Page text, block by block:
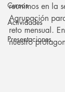
Cursos
Actividades
Presentaciones
reunimos en la
Agrupación
reto mensual.
nuestro